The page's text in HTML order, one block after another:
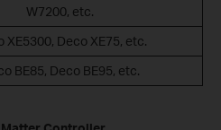
W7200, etc.
XE5300, Deco XE75, etc.
BE85, Deco BE95, etc.